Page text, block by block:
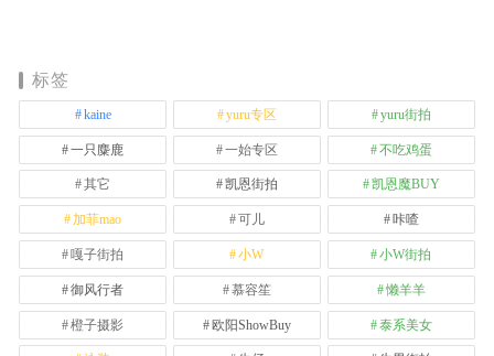
标签
kaine yuru专区 yuru街拍
一只麋鹿 一始专区 不吃鸡蛋
其它 凯恩街拍 凯恩魔BUY
加菲mao 可儿 咔喳
嘎子街拍 小W 小W街拍
御风行者 慕容笙 懒羊羊
橙子摄影 欧阳ShowBuy 泰系美女